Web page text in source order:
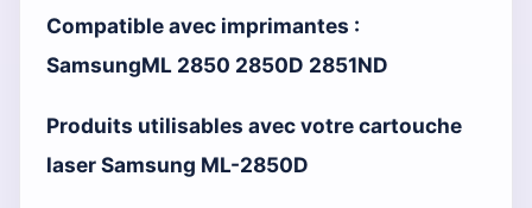
Compatible avec imprimantes :
SamsungML 2850 2850D 2851ND
Produits utilisables avec votre cartouche
laser Samsung ML-2850D